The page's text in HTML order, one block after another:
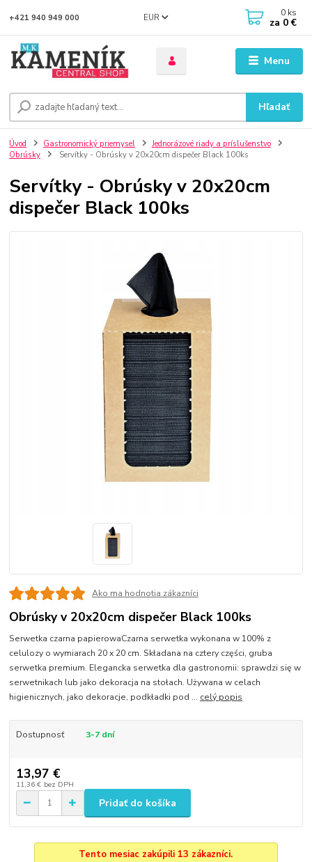
Menu
EUR
Hľadať
+421 940 949 000 0 ks
za 0 €
Úvod Gastronomický priemysel
Jednorázové riady a príslušenstvo
Obrúsky
Servítky - Obrúsky v 20x20cm dispečer Black 100ks
Servítky - Obrúsky v 20x20cm
dispečer Black 100ks
Ako ma hodnotia zákazníci
Obrúsky v 20x20cm dispečer Black 100ks
Serwetka czarna papierowaCzarna serwetka wykonana w 100% z
celulozy o wymiarach 20 x 20 cm. Składana na cztery części, gruba
serwetka premium. Elegancka serwetka dla gastronomii: sprawdzi się w
serwetnikach lub jako dekoracja na stołach. Używana w celach
higienicznych, jako dekoracje, podkładki pod ... celý popis
Dostupnosť 3-7 dní
13,97 €
11,36 € bez DPH
Pridať do košíka
Tento mesiac zakúpili 13 zákazníci.